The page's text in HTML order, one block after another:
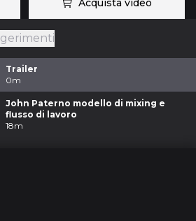
Acquista video
Trailer
0m
John Paterno modello di mixing e
flusso di lavoro
18m